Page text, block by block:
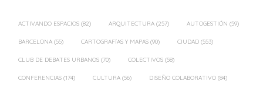
ACTIVANDO ESPACIOS (82) ARQUITECTURA (257) AUTOGESTIÓN (59)
BARCELONA (55) CARTOGRAFÍAS Y MAPAS (90) CIUDAD (553)
CLUB DE DEBATES URBANOS (70) COLECTIVOS (58)
CONFERENCIAS (174) CULTURA (56) DISEÑO COLABORATIVO (84)